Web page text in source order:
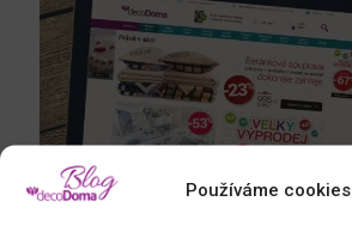
Používáme cookies